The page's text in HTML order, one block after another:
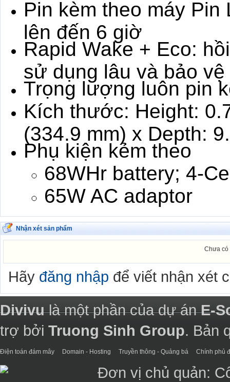
Pin kèm theo máy
lên đến 6 giờ
Rapid Wake + Eco:
sử dụng lâu và bảo
Trọng lượng luôn pin
Kích thước: Height:
(334.9 mm) x Depth:
Phụ kiện kẻm theo
68WHr battery; 4-
65W AC adaptor
Nhận xét sản phẩm
Chưa có
Hãy đăng nhập để viết nhận xét
Divivulà một phần của dự ánE-
trợ bởi Truong Sinh Group. Bản
Điện toán đám mây Domain - Hosting Truyền thông - Quảng bá Chính phủ
Đơn vị chủ quản: